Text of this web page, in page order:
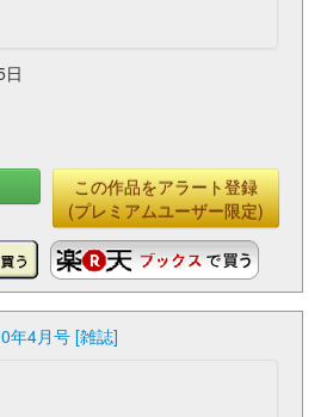
この作品をアラート登録
(プレミアムユーザー限定)
4月号 [雑誌]